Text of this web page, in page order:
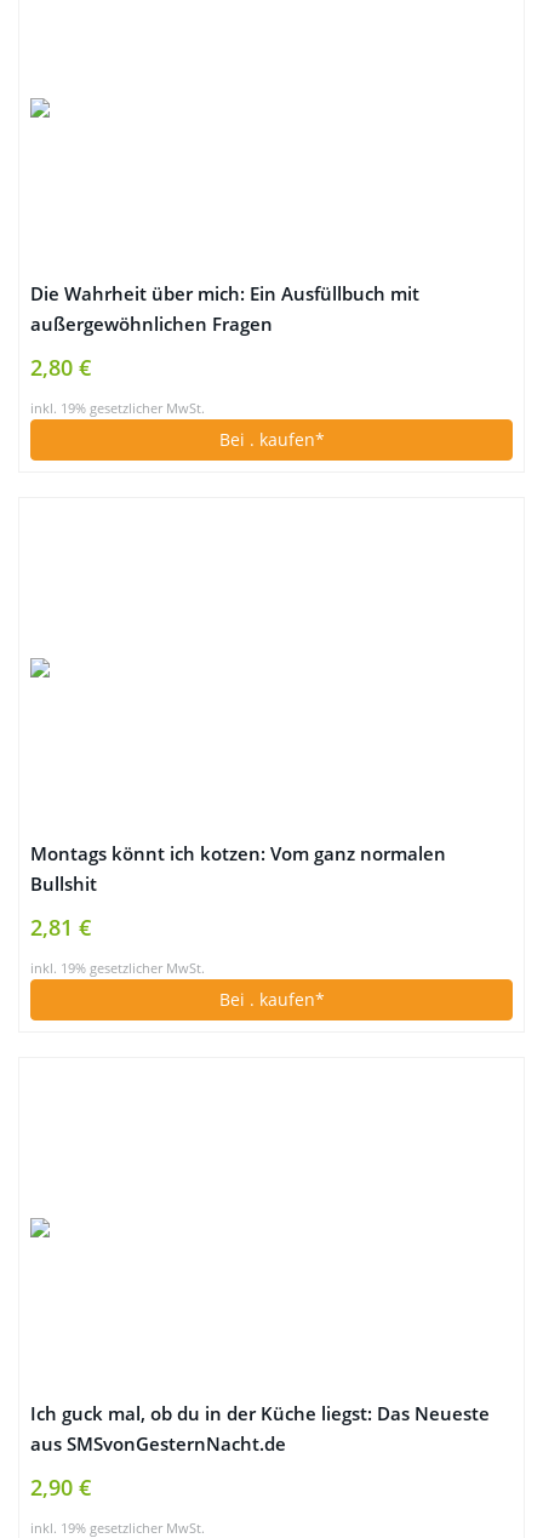
Die Wahrheit über mich: Ein Ausfüllbuch mit
außergewöhnlichen Fragen
2,80 €
inkl. 19% gesetzlicher MwSt.
Bei . kaufen*
Montags könnt ich kotzen: Vom ganz normalen
Bullshit
2,81 €
inkl. 19% gesetzlicher MwSt.
Bei . kaufen*
Ich guck mal, ob du in der Küche liegst: Das Neueste
aus SMSvonGesternNacht.de
2,90 €
inkl. 19% gesetzlicher MwSt.